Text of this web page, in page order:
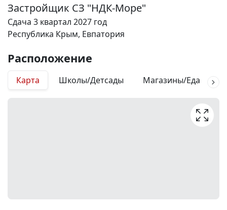
Застройщик СЗ "НДК-Море"
Сдача 3 квартал 2027 год
Республика Крым, Евпатория
Расположение
Карта Школы/Детсады Магазины/Еда